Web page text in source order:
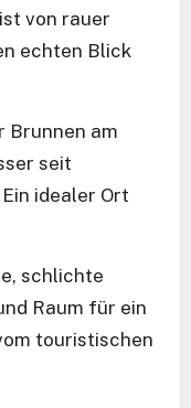
von rauer
echten Blick
Brunnen am
seit
idealer Ort
schlichte
Raum für ein
touristischen